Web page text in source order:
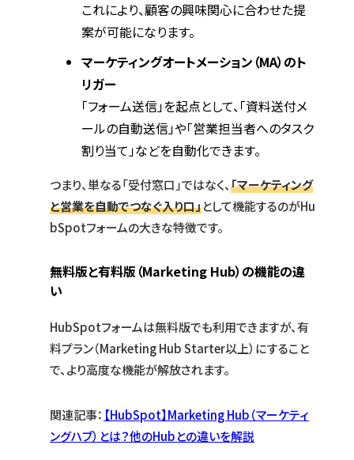
これにより、顧客の興味関心に合わせた提
案が可能になります。
マーケティングオートメーション（MA）のト
リガー
「フォーム送信」を起点として、「資料送付メ
ールの自動送信」や「営業担当者へのタスク
割り当て」などを自動化できます。
つまり、単なる「受付窓口」ではなく、「マーケティング
と営業を自動でつなぐ入り口」として機能するのがHu
bSpotフォームの大きな特徴です。
無料版と有料版（Marketing Hub）の機能の違
い
HubSpotフォームは無料版でも利用できますが、有
料プラン（Marketing Hub Starter以上）にすること
で、より高度な機能が解放されます。
関連記事： 【HubSpot】Marketing Hub（マーケティ
ングハブ）とは？他のHubとの違いを解説